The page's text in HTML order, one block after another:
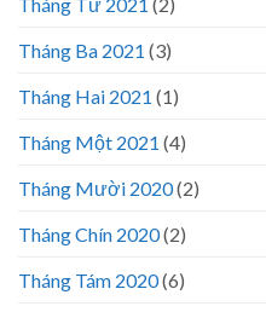
Tháng Ba 2021 (3)
Tháng Hai 2021 (1)
Tháng Một 2021 (4)
Tháng Mười 2020(2)
Tháng Chín 2020(2)
Tháng Tám 2020(6)